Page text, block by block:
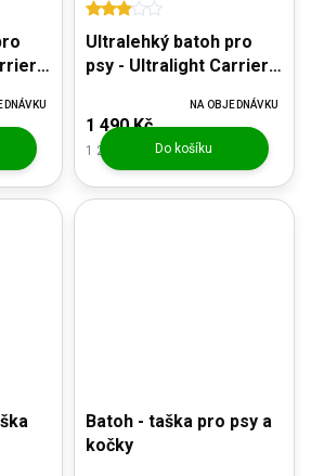
Ultralehký batoh pro
psy - Ultralight Carrier
1 231,40 Kč bez DPH
1 490 Kč
NA OBJEDNÁVKU
Do košíku
Batoh - taška pro psy a
kočky